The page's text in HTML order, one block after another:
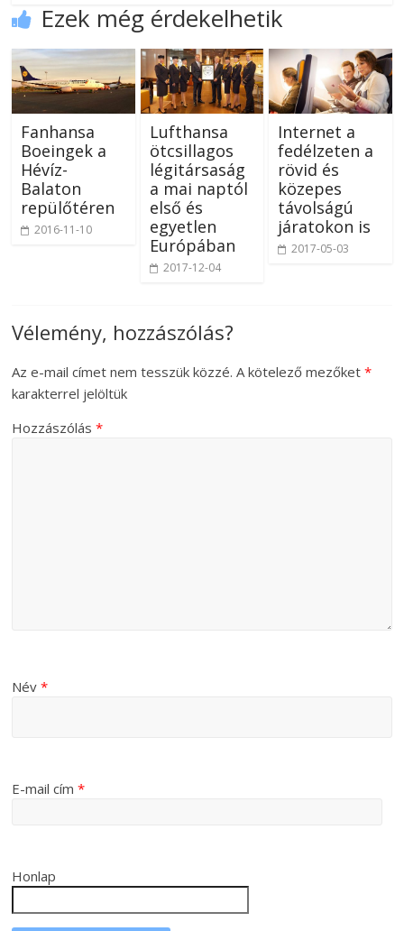
Ezek még érdekelhetik
Fanhansa
Boeingek a
Hévíz-
Balaton
repülőtéren
2016-11-10
Lufthansa
ötcsillagos
légitársaság
a mai naptól
első és
egyetlen
Európában
2017-12-04
Internet a
fedélzeten a
rövid és
közepes
távolságú
járatokon is
2017-05-03
Vélemény, hozzászólás?
Az e-mail címet nem tesszük közzé. A kötelező mezőket*
karakterrel jelöltük
Hozzászólás*
Név*
E-mail cím*
Honlap